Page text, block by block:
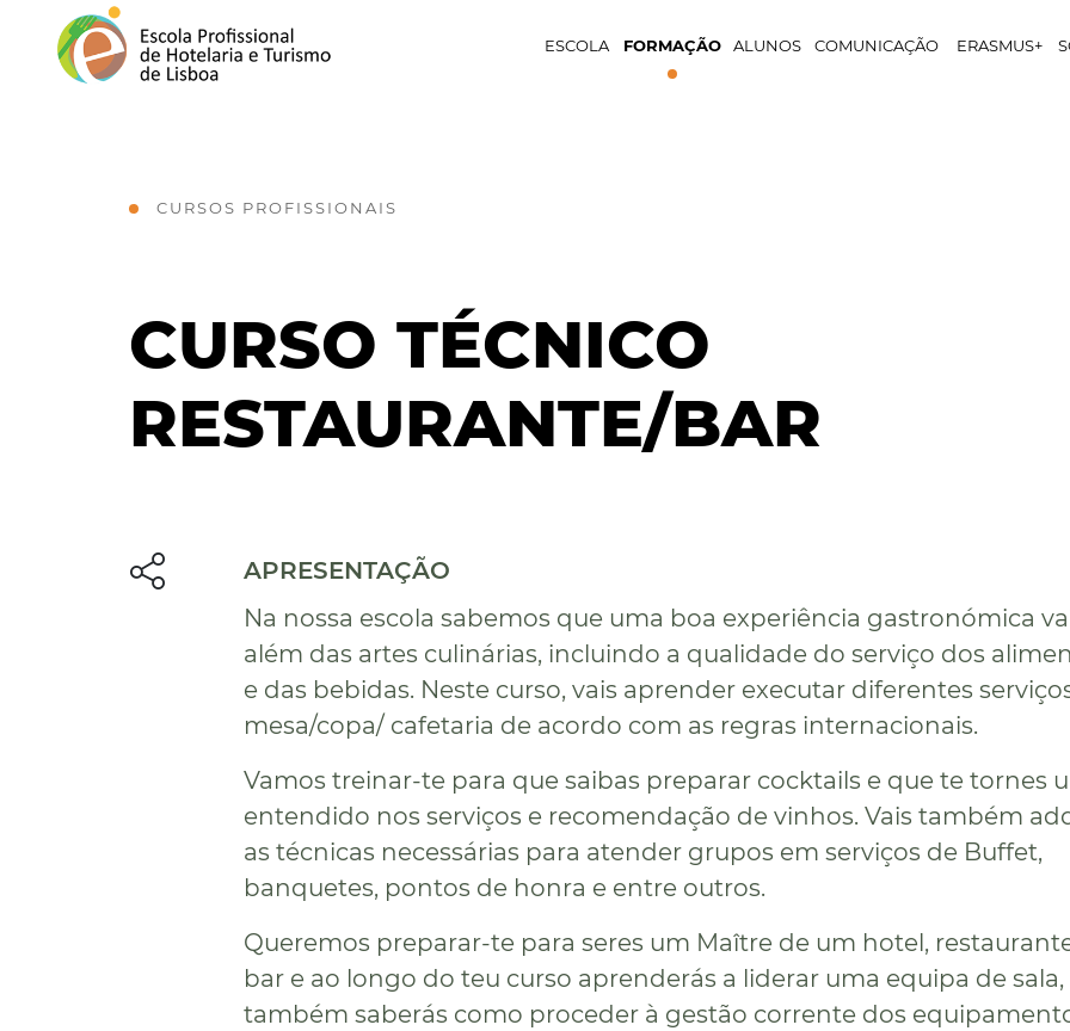
ESCOLA FORMAÇÃO ALUNOS COMUNICAÇÃO ERASMUS+
CURSOS PROFISSIONAIS
CURSO TÉCNICO
RESTAURANTE/BAR
APRESENTAÇÃO
Na nossa escola sabemos que uma boa experiência gastronómica
além das artes culinárias, incluindo a qualidade do serviço dos
e das bebidas. Neste curso, vais aprender executar diferentes
mesa/copa/ cafetaria de acordo com as regras internacionais.
Vamos treinar-te para que saibas preparar cocktails e que te tornes
entendido nos serviços e recomendação de vinhos. Vais também
as técnicas necessárias para atender grupos em serviços de Buffet,
banquetes, pontos de honra e entre outros.
Queremos preparar-te para seres um Maître de um hotel,
bar e ao longo do teu curso aprenderás a liderar uma equipa de sala,
também saberás como proceder à gestão corrente dos